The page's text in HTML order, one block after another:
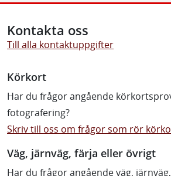
Kontakta oss
Till alla kontaktuppgifter
Körkort
Har du frågor angående
fotografering?
Skriv till oss om frågor som rör
Väg, järnväg, färja eller övrigt
Har du frågor angående väg,